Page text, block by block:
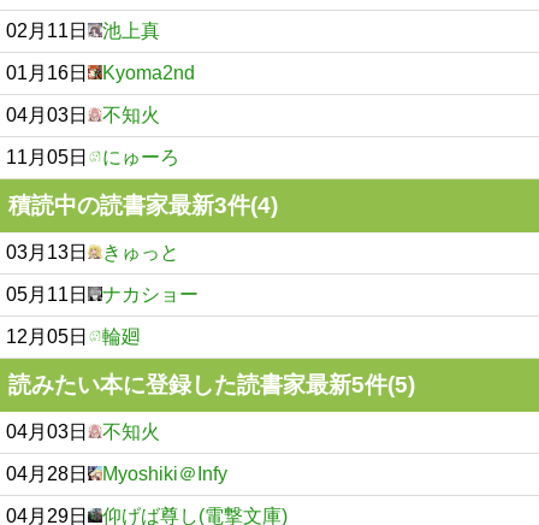
02月11日 池上真
01月16日 Kyoma2nd
04月03日 不知火
11月05日 にゅーろ
積読中の読書家最新3件(4)
03月13日 きゅっと
05月11日 ナカショー
12月05日 輪廻
読みたい本に登録した読書家最新5件(5)
04月03日 不知火
04月28日 Myoshiki＠Infy
04月29日 仰げば尊し(電撃文庫)